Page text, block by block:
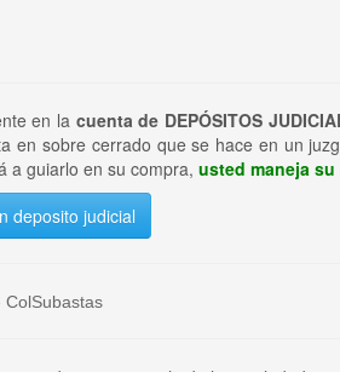
en lacuenta de DEPÓSITOS
sobre cerrado que se hace en un
a guiarlo en su compra, usted maneja
deposito judicial